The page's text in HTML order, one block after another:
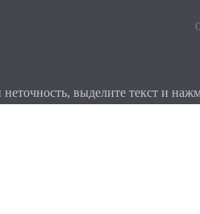
выделите текст и